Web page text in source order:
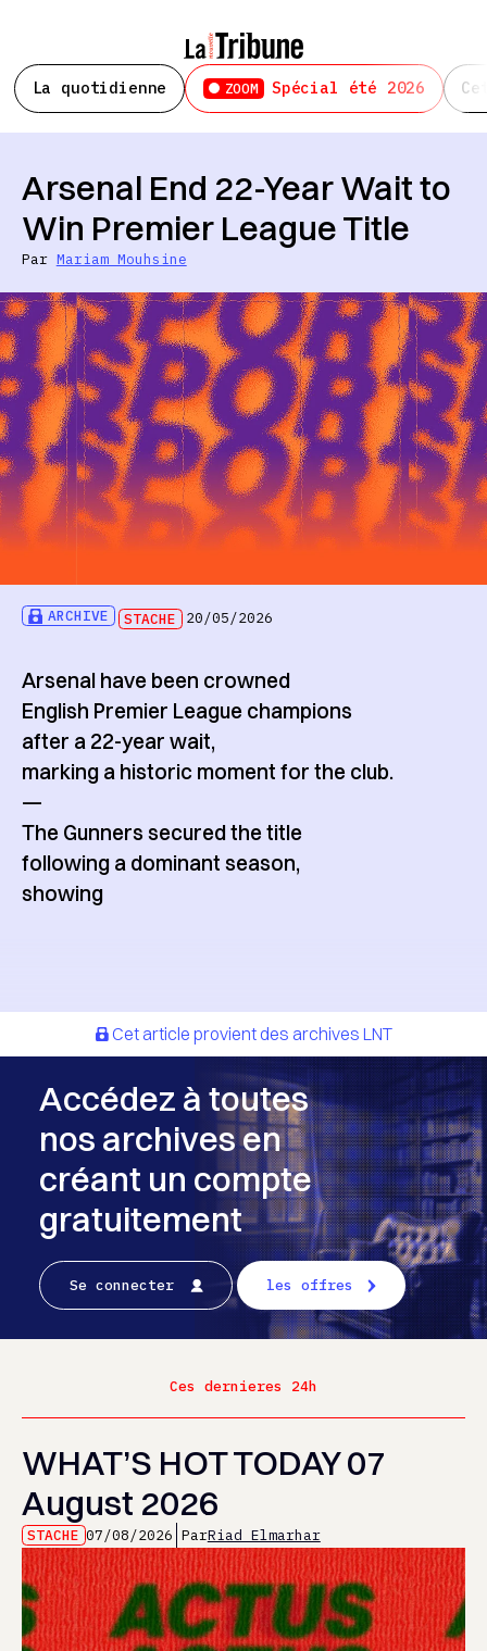
La quotidienne ZOOM Spécial été 2026
ARCHIVE STACHE 20/05/2026
Arsenal End 22-Year Wait to
Win Premier League Title
Par Mariam Mouhsine
Arsenal have been crowned
English Premier League champions
after a 22-year wait,
marking a historic moment for the club.
—
The Gunners secured the title
following a dominant season,
showing
Cet article provient des archives LNT
Accédez à toutes
nos archives en
créant un compte
gratuitement
Se connecter les offres
Ces dernieres 24h
WHAT’S HOT TODAY 07
August 2026
STACHE 07/08/2026 ParRiad Elmarhar